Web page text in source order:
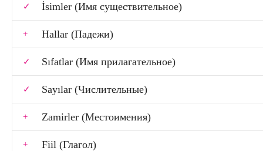
İsimler (Имя существительное)
Hallar (Падежи)
Sıfatlar (Имя прилагательное)
Sayılar (Числительные)
Zamirler (Местоимения)
Fiil (Глагол)